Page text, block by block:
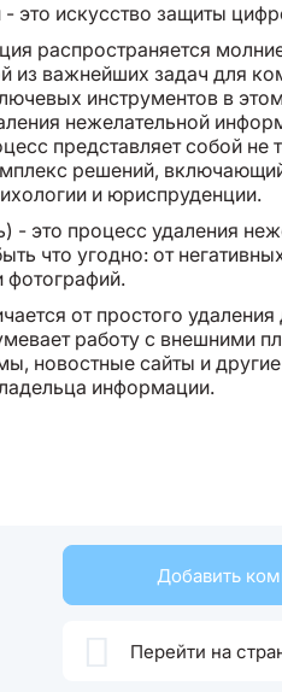
- это искусство защиты
распространяется
из важнейших задач для
инструментов в
нежелательной
представляет собой не
решений,
и юриспруденции.
- это процесс удаления
что угодно: от
фотографий.
от простого
работу с внешними
новостные сайты и другие
информации.
Добавить
Перейти на